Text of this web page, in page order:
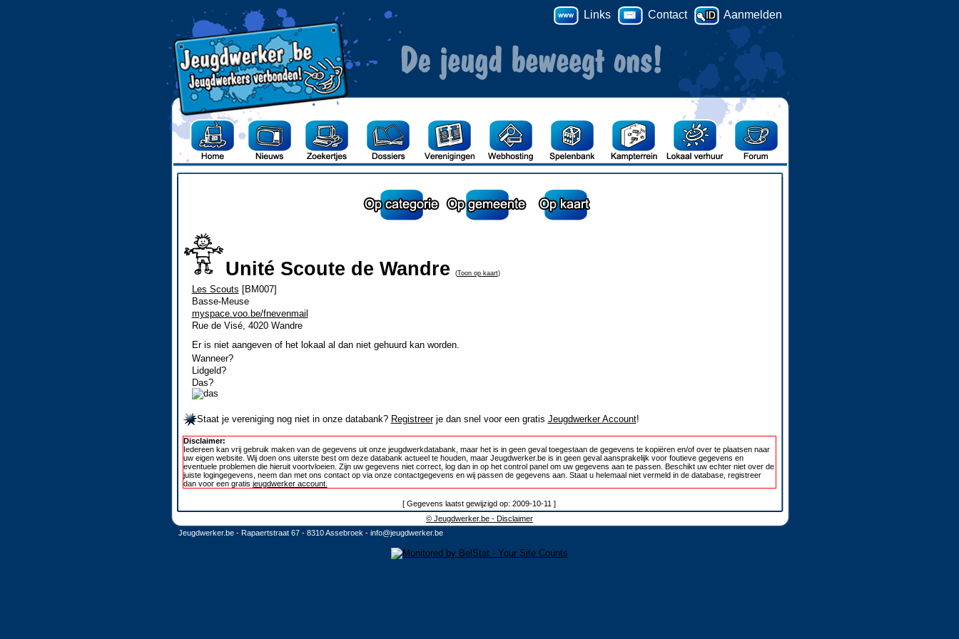
Links Contact Aanmelden
Unité Scoute de Wandre (Toon op kaart)
Les Scouts [BM007]
Basse-Meuse
myspace.voo.be/fnevenmail
Rue de Visé, 4020 Wandre
Er is niet aangeven of het lokaal al dan niet gehuurd kan worden.
Wanneer?
Lidgeld?
Das?
Staat je vereniging nog niet in onze databank? Registreerje dan snel voor een gratis Jeugdwerker Account!
Disclaimer:
Iedereen kan vrij gebruik maken van de gegevens uit onze jeugdwerkdatabank, maar het is in geen geval toegestaan de gegevens te kopiëren en/of over te plaatsen naar
uw eigen website. Wij doen ons uiterste best om deze databank actueel te houden, maar Jeugdwerker.be is in geen geval aansprakelijk voor foutieve gegevens en
eventuele problemen die hieruit voortvloeien. Zijn uw gegevens niet correct, log dan in op het control panel om uw gegevens aan te passen. Beschikt uw echter niet over de
juiste logingegevens, neem dan met ons contact op via onze contactgegevens en wij passen de gegevens aan. Staat u helemaal niet vermeld in de database, registreer
dan voor een gratis jeugdwerker account.
[ Gegevens laatst gewijzigd op: 2009-10-11 ]
© Jeugdwerker.be - Disclaimer
Jeugdwerker.be - Rapaertstraat 67 - 8310 Assebroek - info@jeugdwerker.be